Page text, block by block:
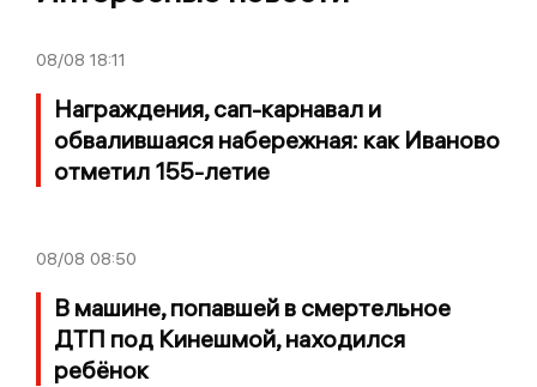
08/08 18:11
Награждения, сап-карнавал и
обвалившаяся набережная: как Иваново
отметил 155-летие
08/08 08:50
В машине, попавшей в смертельное
ДТП под Кинешмой, находился
ребёнок